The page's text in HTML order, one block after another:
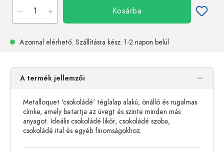
Kosárba
Azonnal elérhető. Szállításra kész: 1-2 napon belül
A termék jellemzői
Metalloquet 'csokoládé' téglalap alakú, önálló és rugalmas
címke, amely betartja az üvegt és szinte minden más
anyagot. Ideális csokoládé likőr, csokoládé szoba,
csokoládé ital és egyéb finomságokhoz.